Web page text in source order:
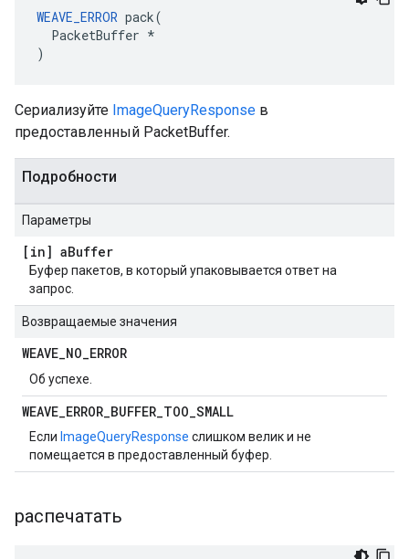
WEAVE_ERROR pack(
  PacketBuffer *
)
Сериализуйте ImageQueryResponse в
предоставленный PacketBuffer.
Подробности
Параметры
[in] aBuffer
Буфер пакетов, в который упаковывается ответ на
запрос.
Возвращаемые значения
WEAVE_NO_ERROR
Об успехе.
WEAVE_ERROR_BUFFER_TOO_SMALL
Если ImageQueryResponse слишком велик и не
помещается в предоставленный буфер.
распечатать